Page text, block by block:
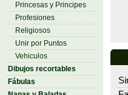
Princesas y Principes
Profesiones
Religiosos
Unir por Puntos
Vehiculos
Dibujos recortables
Fábulas